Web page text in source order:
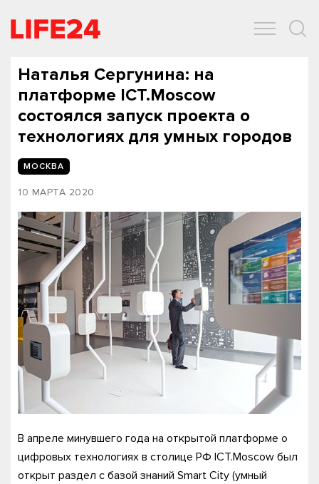
Наталья Сергунина: на
платформе ICT.Moscow
состоялся запуск проекта о
технологиях для умных городов
МОСКВА
10 МАРТА 2020
В апреле минувшего года на открытой платформе о
цифровых технологиях в столице РФ ICT.Moscow был
открыт раздел с базой знаний Smart City (умный